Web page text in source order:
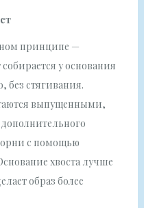
принципе —
у основания
без стягивания.
выпущенными,
с помощью
хвоста лучше
образ более